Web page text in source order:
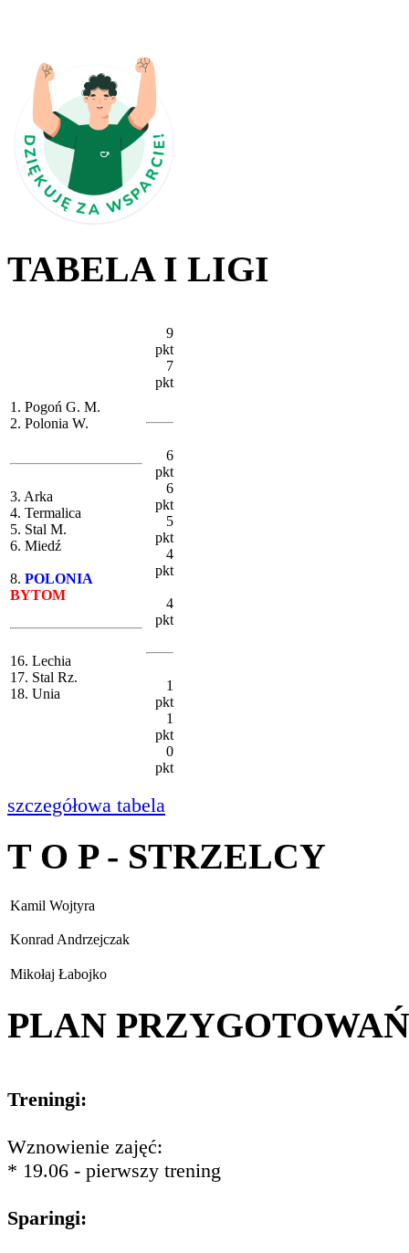
TABELA I LIGI
1. Pogoń G. M.
2. Polonia W.
3. Arka
4. Termalica
5. Stal M.
6. Miedź
8. POLONIA
BYTOM
16. Lechia
17. Stal Rz.
18. Unia
9
pkt
7
pkt
6
pkt
6
pkt
5
pkt
4
pkt
4
pkt
1
pkt
1
pkt
0
pkt
szczegółowa tabela
T O P - STRZELCY
Kamil Wojtyra
Konrad Andrzejczak
Mikołaj Łabojko
PLAN PRZYGOTOWAŃ
Treningi:
Wznowienie zajęć:
* 19.06 - pierwszy trening
Sparingi: